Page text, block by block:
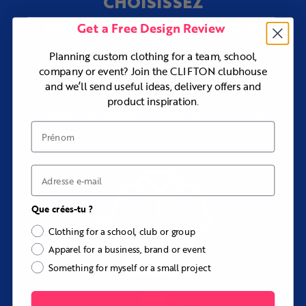
parmi plus de400produits et
modèles
Découvrez notre gamme de vêtements
haut de gamme, ou confiez-nous la
recherchez quelque chose d'exceptionnel.
Get a Free Design Review
Planning custom clothing for a team, school,
company or event? Join the CLIFTON clubhouse
and we’ll send useful ideas, delivery offers and
product inspiration.
Prénom
Courriel
Que crées-tu ?
Clothing for a school, club or group
Apparel for a business, brand or event
Something for myself or a small project